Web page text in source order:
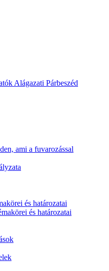
Alágazati Párbeszéd
ami a fuvarozással
és határozatai
és határozatai